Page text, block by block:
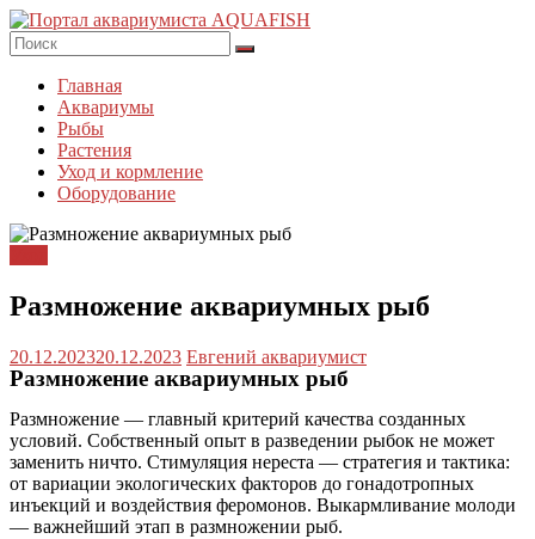
Перейти
к
содержимому
AQUAFISH
Портал
аквариумиста
AQUAFISH
Главная
Аквариумы
Рыбы
Растения
Уход и кормление
Оборудование
Размножение аквариумных рыб
20.12.202320.12.2023 Евгений аквариумист
Размножение аквариумных рыб
Размножение — главный критерий качества созданных
условий. Собственный опыт в разведении рыбок не может
заменить ничто. Стимуляция нереста — стратегия и тактика:
от вариации экологических факторов до гонадотропных
инъекций и воздействия феромонов. Выкармливание молоди
— важнейший этап в размножении рыб.